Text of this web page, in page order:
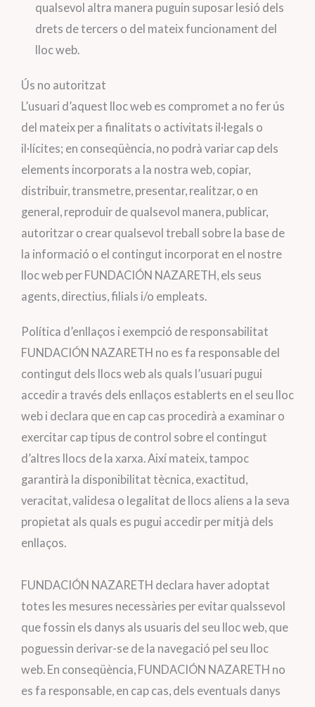
qualsevol altra manera puguin suposar lesió dels
drets de tercers o del mateix funcionament del
lloc web.
Ús no autoritzat
L’usuari d’aquest lloc web es compromet a no fer ús
del mateix per a finalitats o activitats il·legals o
il·lícites; en conseqüència, no podrà variar cap dels
elements incorporats a la nostra web, copiar,
distribuir, transmetre, presentar, realitzar, o en
general, reproduir de qualsevol manera, publicar,
autoritzar o crear qualsevol treball sobre la base de
la informació o el contingut incorporat en el nostre
lloc web per FUNDACIÓN NAZARETH, els seus
agents, directius, filials i/o empleats.
Política d’enllaços i exempció de responsabilitat
FUNDACIÓN NAZARETH no es fa responsable del
contingut dels llocs web als quals l’usuari pugui
accedir a través dels enllaços establerts en el seu lloc
web i declara que en cap cas procedirà a examinar o
exercitar cap tipus de control sobre el contingut
d’altres llocs de la xarxa. Així mateix, tampoc
garantirà la disponibilitat tècnica, exactitud,
veracitat, validesa o legalitat de llocs aliens a la seva
propietat als quals es pugui accedir per mitjà dels
enllaços.
FUNDACIÓN NAZARETH declara haver adoptat
totes les mesures necessàries per evitar qualssevol
que fossin els danys als usuaris del seu lloc web, que
poguessin derivar-se de la navegació pel seu lloc
web. En conseqüència, FUNDACIÓN NAZARETH no
es fa responsable, en cap cas, dels eventuals danys